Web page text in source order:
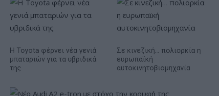
Η Toyota φέρνει νέα γενιά
μπαταριών για τα υβριδικά
της
Σε κινεζική… πολιορκία η
ευρωπαϊκή
αυτοκινητοβιομηχανία